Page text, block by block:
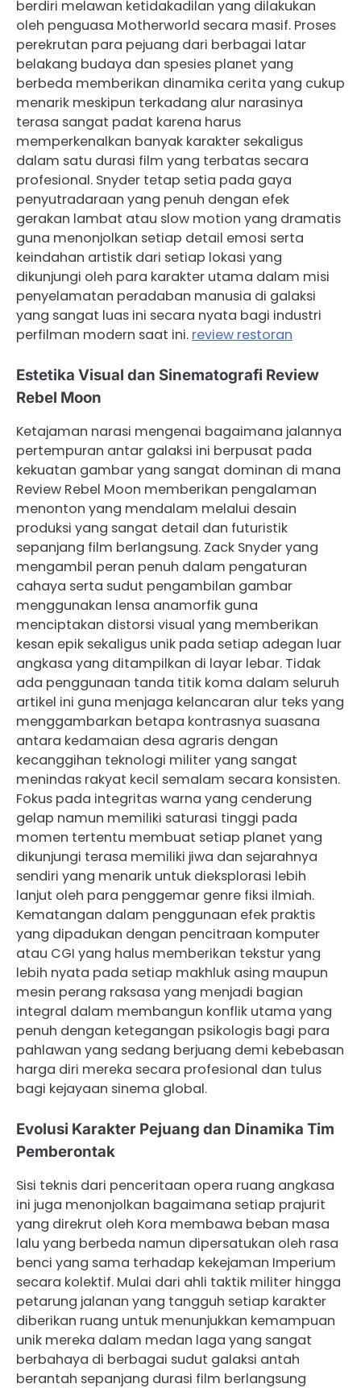
berdiri melawan ketidakadilan yang dilakukan
oleh penguasa Motherworld secara masif. Proses
perekrutan para pejuang dari berbagai latar
belakang budaya dan spesies planet yang
berbeda memberikan dinamika cerita yang cukup
menarik meskipun terkadang alur narasinya
terasa sangat padat karena harus
memperkenalkan banyak karakter sekaligus
dalam satu durasi film yang terbatas secara
profesional. Snyder tetap setia pada gaya
penyutradaraan yang penuh dengan efek
gerakan lambat atau slow motion yang dramatis
guna menonjolkan setiap detail emosi serta
keindahan artistik dari setiap lokasi yang
dikunjungi oleh para karakter utama dalam misi
penyelamatan peradaban manusia di galaksi
yang sangat luas ini secara nyata bagi industri
perfilman modern saat ini. review restoran
Estetika Visual dan Sinematografi Review
Rebel Moon
Ketajaman narasi mengenai bagaimana jalannya
pertempuran antar galaksi ini berpusat pada
kekuatan gambar yang sangat dominan di mana
Review Rebel Moon memberikan pengalaman
menonton yang mendalam melalui desain
produksi yang sangat detail dan futuristik
sepanjang film berlangsung. Zack Snyder yang
mengambil peran penuh dalam pengaturan
cahaya serta sudut pengambilan gambar
menggunakan lensa anamorfik guna
menciptakan distorsi visual yang memberikan
kesan epik sekaligus unik pada setiap adegan luar
angkasa yang ditampilkan di layar lebar. Tidak
ada penggunaan tanda titik koma dalam seluruh
artikel ini guna menjaga kelancaran alur teks yang
menggambarkan betapa kontrasnya suasana
antara kedamaian desa agraris dengan
kecanggihan teknologi militer yang sangat
menindas rakyat kecil semalam secara konsisten.
Fokus pada integritas warna yang cenderung
gelap namun memiliki saturasi tinggi pada
momen tertentu membuat setiap planet yang
dikunjungi terasa memiliki jiwa dan sejarahnya
sendiri yang menarik untuk dieksplorasi lebih
lanjut oleh para penggemar genre fiksi ilmiah.
Kematangan dalam penggunaan efek praktis
yang dipadukan dengan pencitraan komputer
atau CGI yang halus memberikan tekstur yang
lebih nyata pada setiap makhluk asing maupun
mesin perang raksasa yang menjadi bagian
integral dalam membangun konflik utama yang
penuh dengan ketegangan psikologis bagi para
pahlawan yang sedang berjuang demi kebebasan
harga diri mereka secara profesional dan tulus
bagi kejayaan sinema global.
Evolusi Karakter Pejuang dan Dinamika Tim
Pemberontak
Sisi teknis dari penceritaan opera ruang angkasa
ini juga menonjolkan bagaimana setiap prajurit
yang direkrut oleh Kora membawa beban masa
lalu yang berbeda namun dipersatukan oleh rasa
benci yang sama terhadap kekejaman Imperium
secara kolektif. Mulai dari ahli taktik militer hingga
petarung jalanan yang tangguh setiap karakter
diberikan ruang untuk menunjukkan kemampuan
unik mereka dalam medan laga yang sangat
berbahaya di berbagai sudut galaksi antah
berantah sepanjang durasi film berlangsung